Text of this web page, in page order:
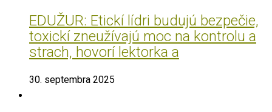
EDUŽUR: Etickí lídri budujú bezpečie,
toxickí zneužívajú moc na kontrolu a
strach, hovorí lektorka a
30. septembra 2025